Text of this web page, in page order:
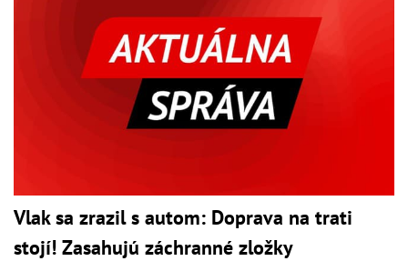
Vlak sa zrazil s autom: Doprava na trati
stojí! Zasahujú záchranné zložky